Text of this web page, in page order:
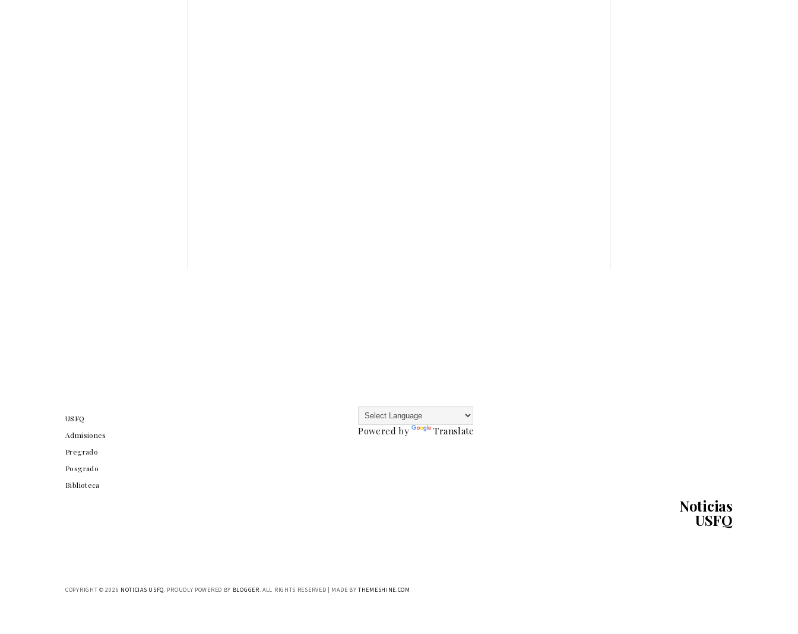
USFQ
Admisiones
Pregrado
Posgrado
Biblioteca
Powered by Translate
Noticias
USFQ
COPYRIGHT ©2026 NOTICIAS USFQ. PROUDLY POWERED BY BLOGGER. ALL RIGHTS RESERVED | MADE BYTHEMESHINE.COM